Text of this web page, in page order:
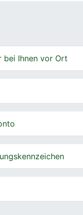
bei Ihnen vor Ort